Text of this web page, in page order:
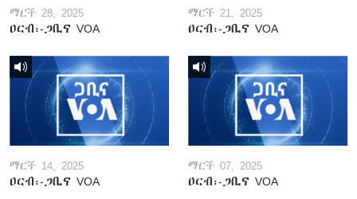
ማርች 28, 2025
ዐርብ፡-ጋቢና VOA
ማርች 21, 2025
ዐርብ፡-ጋቢና VOA
ማርች 14, 2025
ዐርብ፡-ጋቢና VOA
ማርች 07, 2025
ዐርብ፡-ጋቢና VOA